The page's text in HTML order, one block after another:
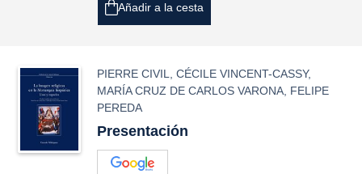
Añadir a la cesta
PIERRE CIVIL ,CÉCILE VINCENT-CASSY,
MARÍA CRUZ DE CARLOS VARONA FELIPE
PEREDA
Presentación